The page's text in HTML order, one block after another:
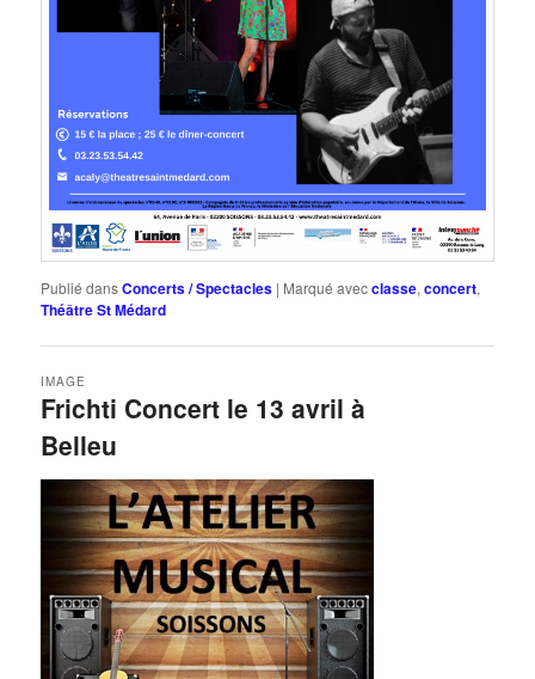
Publié dansConcerts / Spectacles | Marqué avecclasse,concert,
Théâtre St Médard
Frichti Concert le 13 avril à
Belleu
IMAGE